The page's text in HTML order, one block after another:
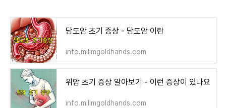
담도암 초기 증상 - 담도암 이란
info.milimgoldhands.com
위암 초기 증상 알아보기 - 이런 증상이 있나요
info.milimgoldhands.com